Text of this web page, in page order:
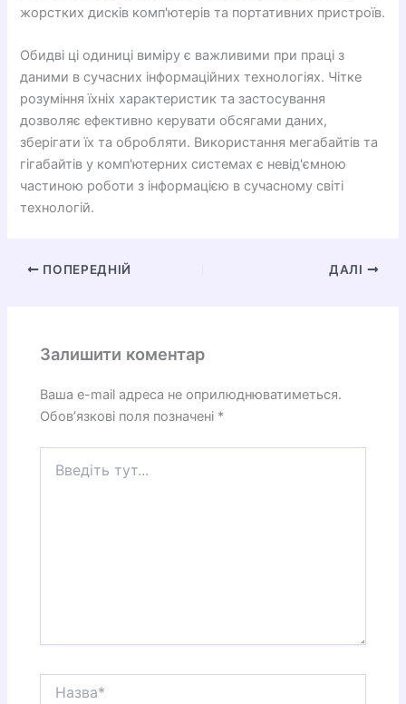
жорстких дисків комп'ютерів та портативних пристроїв.
Обидві ці одиниці виміру є важливими при праці з
даними в сучасних інформаційних технологіях. Чітке
розуміння їхніх характеристик та застосування
дозволяє ефективно керувати обсягами даних,
зберігати їх та обробляти. Використання мегабайтів та
гігабайтів у комп'ютерних системах є невід'ємною
частиною роботи з інформацією в сучасному світі
технологій.
ПОПЕРЕДНІЙ ДАЛІ
Залишити коментар
Ваша e-mail адреса не оприлюднюватиметься.
Обов’язкові поля позначені *
тут...